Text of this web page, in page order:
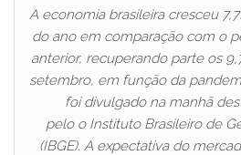
A economia brasileira cresceu
do ano em comparação com o
anterior, recuperando parte os
setembro, em função da
foi divulgado na manhã
pelo o Instituto Brasileiro de
(IBGE). A expectativa do